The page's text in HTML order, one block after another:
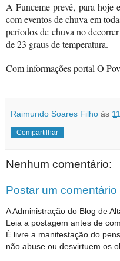
A Funceme prevê, para hoje
com eventos de chuva em
períodos de chuva no
de 23 graus de temperatura.
Com informações portal O
Raimundo Soares Filho às
Compartilhar
Nenhum comentário:
Postar um comentário
A Administração do Blog de
Leia a postagem antes de
É livre a manifestação do
não abuse ou desvirtuem os